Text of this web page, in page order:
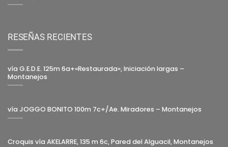
RESEÑAS RECIENTES
vía G.E.D.E. 125m 6a+»Restaurada», Iniciación largas –
Montanejos
vía JOGGO BONITO 100m 7c+/Ae. Miradores – Montanejos
Croquis vía AKELARRE, 135 m 6c, Pared del Alguacil, Montanejos